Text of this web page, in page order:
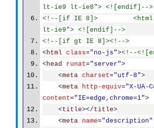
lt-ie9 lt-ie8"> <![endif]-->
<!--[if IE 8]> <html
lt-ie9"> <![endif]-->
<!--[if gt IE 8]><!-->
<html class="no-js"><!--
<head runat="server">
<meta charset="utf-8">
<meta http-equiv="X-UA-
content="IE=edge,chrome=1">
<title></title>
<meta name="description"